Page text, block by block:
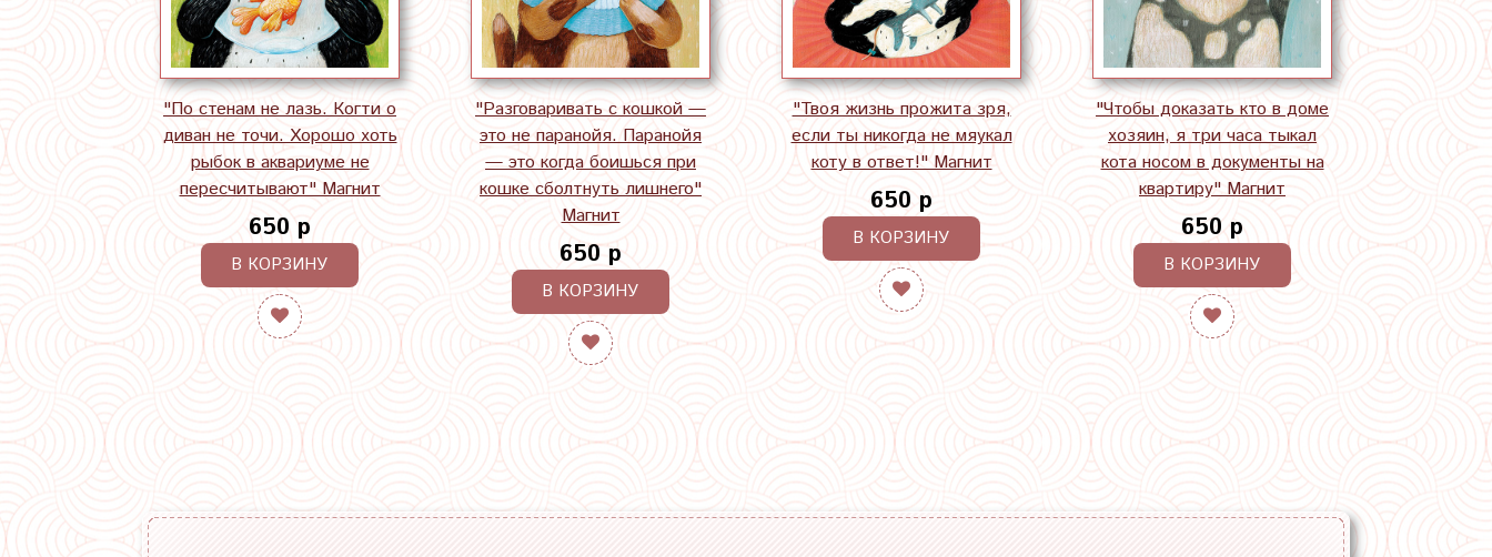
"По стенам не лазь. Когти о
диван не точи. Хорошо хоть
рыбок в аквариуме не
пересчитывают" Магнит
650 р
В КОРЗИНУ
"Разговаривать с кошкой —
это не паранойя. Паранойя
— это когда боишься при
кошке сболтнуть лишнего"
Магнит
650 р
В КОРЗИНУ
"Твоя жизнь прожита зря,
если ты никогда не мяукал
коту в ответ!" Магнит
650 р
В КОРЗИНУ
"Чтобы доказать кто в доме
хозяин, я три часа тыкал
кота носом в документы на
квартиру" Магнит
650 р
В КОРЗИНУ